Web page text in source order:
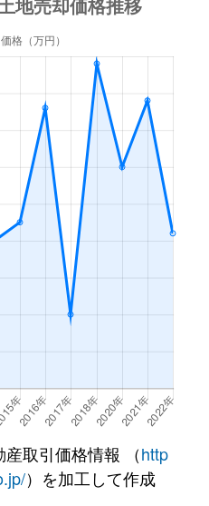
取引価格情報 （http
）を加工して作成